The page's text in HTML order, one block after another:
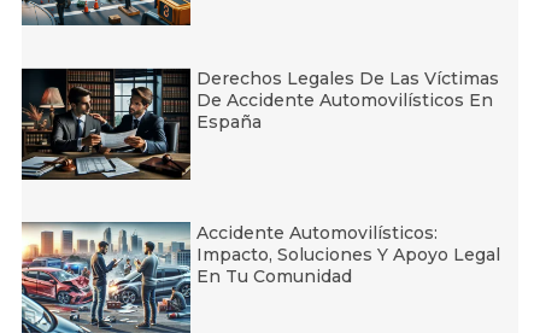
Derechos Legales De Las Víctimas
De Accidente Automovilísticos En
España
Accidente Automovilísticos:
Impacto, Soluciones Y Apoyo Legal
En Tu Comunidad